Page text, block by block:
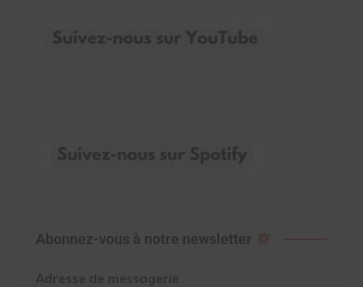
Abonnez-vous à notre newsletter
Adresse de messagerie